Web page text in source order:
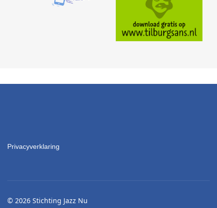
Privacyverklaring
© 2026 Stichting Jazz Nu